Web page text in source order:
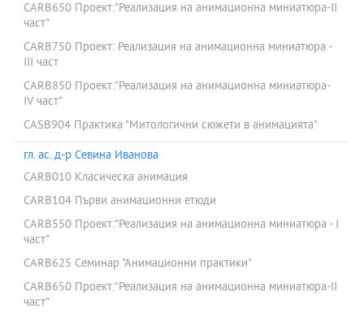
CARB650 Проект:"Реализация на анимационна миниатюра-ІІ
част"
CARB750 Проект: Реализация на анимационна миниатюра -
III част
CARB850 Проект:"Реализация на анимационна миниатюра-
ІV част"
CASB904 Практика "Митологични сюжети в анимацията"
гл. ас. д-р Севина Иванова
CARB010 Класическа анимация
CARB104 Първи анимационни етюди
CARB550 Проект:"Реализация на анимационна миниатюра - І
част"
CARB625 Семинар "Анимационни практики"
CARB650 Проект:"Реализация на анимационна миниатюра-ІІ
част"